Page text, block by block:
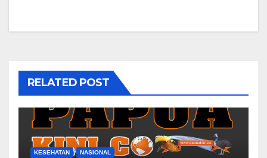
RELATED POST
KESEHATAN NASIONAL